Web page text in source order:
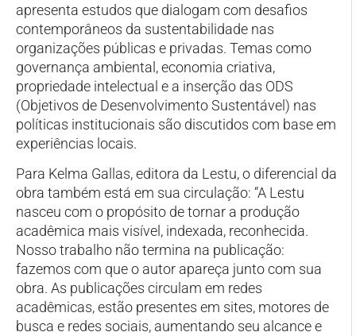
apresenta estudos que dialogam com desafios
contemporâneos da sustentabilidade nas
organizações públicas e privadas. Temas como
governança ambiental, economia criativa,
propriedade intelectual e a inserção das ODS
(Objetivos de Desenvolvimento Sustentável) nas
políticas institucionais são discutidos com base em
experiências locais.
Para Kelma Gallas, editora da Lestu, o diferencial da
obra também está em sua circulação: “A Lestu
nasceu com o propósito de tornar a produção
acadêmica mais visível, indexada, reconhecida.
Nosso trabalho não termina na publicação:
fazemos com que o autor apareça junto com sua
obra. As publicações circulam em redes
acadêmicas, estão presentes em sites, motores de
busca e redes sociais, aumentando seu alcance e